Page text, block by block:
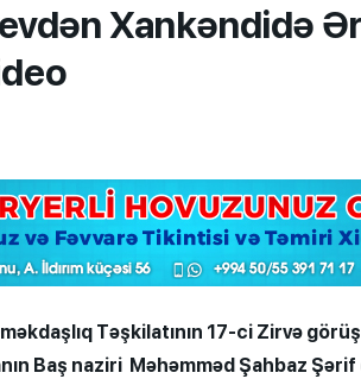
Xankəndidə
Təşkilatının 17-ci Zirvə
Baş naziri Məhəmməd Şahbaz Şərif